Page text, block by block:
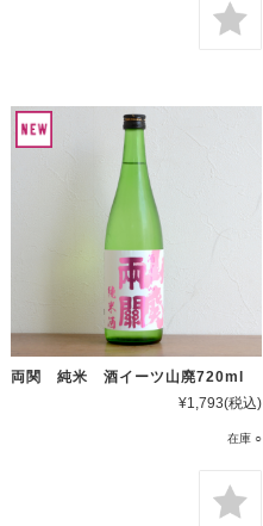
両関 純米 酒イーツ山廃720ml
¥1,793(税込)
在庫 ○